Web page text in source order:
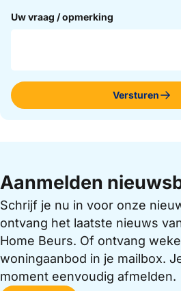
Uw vraag / opmerking
Versturen
Aanmelden
Schrijf je nu in voor onze
ontvang het laatste nieuws
Home Beurs. Of ontvang
woningaanbod in je mailbox.
moment eenvoudig afmelden.